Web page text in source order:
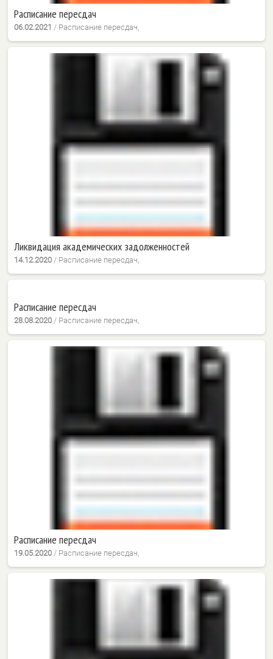
Расписание пересдач
06.02.2021 / Расписание пересдач,
Ликвидация академических задолженностей
14.12.2020 / Расписание пересдач,
Расписание пересдач
28.08.2020 / Расписание пересдач,
Расписание пересдач
19.05.2020 / Расписание пересдач,